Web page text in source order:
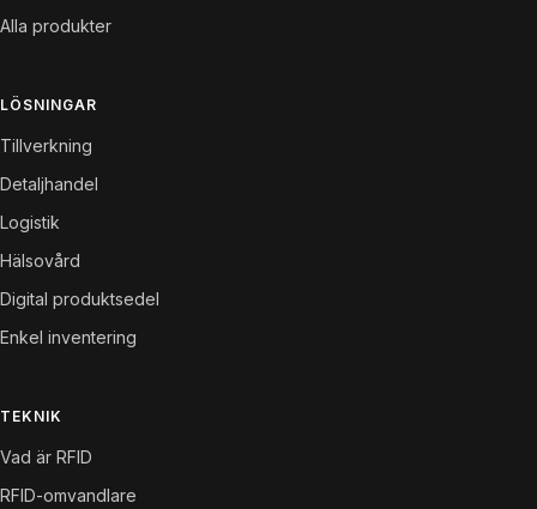
Alla produkter
LÖSNINGAR
Tillverkning
Detaljhandel
Logistik
Hälsovård
Digital produktsedel
Enkel inventering
TEKNIK
Vad är RFID
RFID-omvandlare